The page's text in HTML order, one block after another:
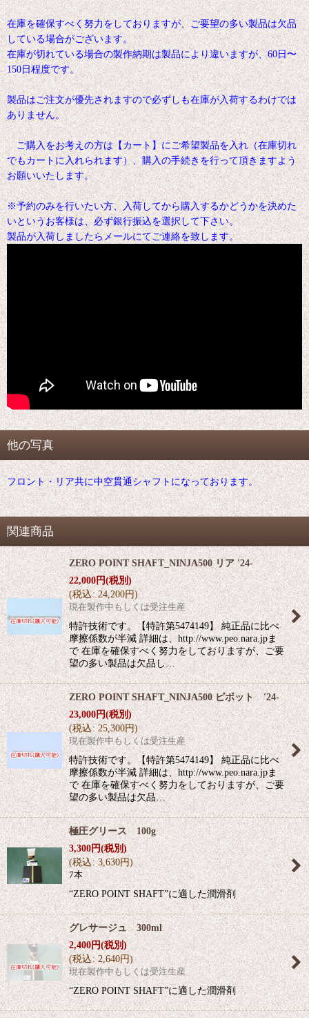
在庫を確保すべく努力をしておりますが、ご要望の多い製品は欠品
している場合がございます。
在庫が切れている場合の製作納期は製品により違いますが、60日〜
150日程度です。
製品はご注文が優先されますので必ずしも在庫が入荷するわけでは
ありません。
ご購入をお考えの方は【カート】にご希望製品を入れ（在庫切れ
でもカートに入れられます）、購入の手続きを行って頂きますよう
お願いいたします。
※予約のみを行いたい方、入荷してから購入するかどうかを決めた
いというお客様は、必ず銀行振込を選択して下さい。
製品が入荷しましたらメールにてご連絡を致します。
他の写真
フロント・リア共に中空貫通シャフトになっております。
関連商品
ZERO POINT SHAFT_NINJA500 リア '24-
22,000円(税別)
(税込: 24,200円)
現在製作中もしくは受注生産
特許技術です。【特許第5474149】 純正品に比べ
摩擦係数が半減 詳細は、http://www.peo.nara.jpま
で 在庫を確保すべく努力をしておりますが、ご要
望の多い製品は欠品し…
ZERO POINT SHAFT_NINJA500 ピボット '24-
23,000円(税別)
(税込: 25,300円)
現在製作中もしくは受注生産
特許技術です。【特許第5474149】 純正品に比べ
摩擦係数が半減 詳細は、http://www.peo.nara.jpま
で 在庫を確保すべく努力をしておりますが、ご要
望の多い製品は欠品…
極圧グリース 100g
3,300円(税別)
(税込: 3,630円)
7本
“ZERO POINT SHAFT”に適した潤滑剤
グレサージュ 300ml
2,400円(税別)
(税込: 2,640円)
現在製作中もしくは受注生産
“ZERO POINT SHAFT”に適した潤滑剤